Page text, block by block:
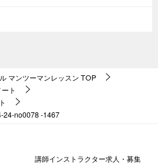
マンツーマンレッスン TOP
ト
24-no0078 -1467
講師インストラクター求人・募集